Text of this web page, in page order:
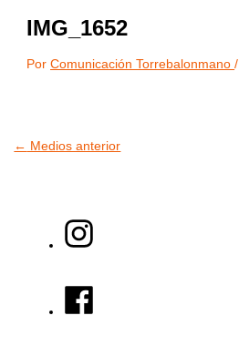
IMG_1652
PorComunicación Torrebalonmano/
← Medios anterior